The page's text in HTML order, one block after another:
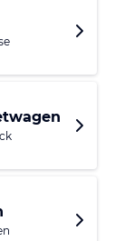
das
sind nur eine
ein Grund
über eine